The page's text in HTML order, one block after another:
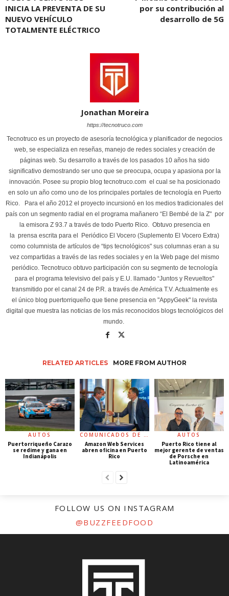
INICIA LA PREVENTA DE SU
NUEVO VEHÍCULO
TOTALMENTE ELÉCTRICO
por su contribución al
desarrollo de 5G
Jonathan Moreira
https://tecnotruco.com
Tecnotruco es un proyecto de asesoría tecnológica y planificador de negocios
web, se especializa en reseñas, manejo de redes sociales y creación de
páginas web. Su desarrollo a través de los pasados 10 años ha sido
significativo demostrando ser uno que se preocupa, ocupa y apasiona por la
innovación. Posee su propio blog tecnotruco.com el cual se ha posicionado
en solo un año como uno de los principales portales de tecnología en Puerto
Rico. Para el año 2012 el proyecto incursionó en los medios tradicionales del
país con un segmento radial en el programa mañanero “El Bembé de la Z" por
la emisora Z 93.7 a través de todo Puerto Rico. Obtuvo presencia en
la prensa escrita para el Periódico El Vocero (Suplemento El Vocero Extra)
como columnista de artículos de “tips tecnológicos" sus columnas eran a su
vez compartidas a través de las redes sociales y en la Web page del mismo
periódico. Tecnotruco obtuvo participación con su segmento de tecnología
para el programa televisivo del país y E.U. llamado “Juntos y Revueltos"
transmitido por el canal 24 de P.R. a través de América T.V. Actualmente es
el único blog puertorriqueño que tiene presencia en "AppyGeek" la revista
digital que muestra las noticias de los más reconocidos blogs tecnológicos del
mundo.
RELATED ARTICLES MORE FROM AUTHOR
AUTOS
Puertorriqueño Carazo
se redime y gana en
Indianápolis
Amazon Web Services
abren oficina en Puerto
Rico
AUTOS
Puerto Rico tiene al
mejor gerente de ventas
de Porsche en
Latinoamérica
FOLLOW US ON INSTAGRAM
@BUZZFEEDFOOD